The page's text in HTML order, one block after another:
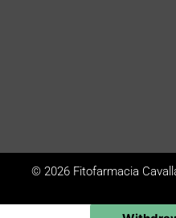
© 2026 Fitofarmacia